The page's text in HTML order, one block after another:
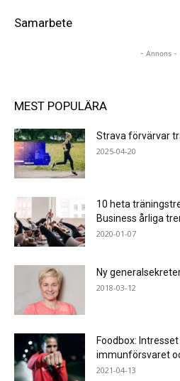
Samarbete
- Annons -
MEST POPULÄRA
Strava förvärvar
2025-04-20
10 heta
Business årliga
2020-01-07
Ny
2018-03-12
Foodbox:
immunförsvaret
2021-04-13